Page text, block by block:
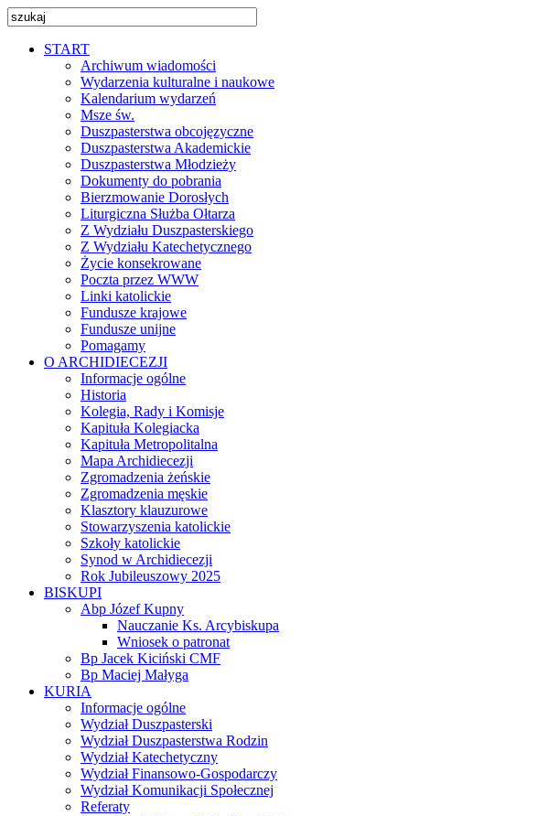
START
Archiwum wiadomości
Wydarzenia kulturalne i naukowe
Kalendarium wydarzeń
Msze św.
Duszpasterstwa obcojęzyczne
Duszpasterstwa Akademickie
Duszpasterstwa Młodzieży
Dokumenty do pobrania
Bierzmowanie Dorosłych
Liturgiczna Służba Ołtarza
Z Wydziału Duszpasterskiego
Z Wydziału Katechetycznego
Życie konsekrowane
Poczta przez WWW
Linki katolickie
Fundusze krajowe
Fundusze unijne
Pomagamy
O ARCHIDIECEZJI
Informacje ogólne
Historia
Kolegia, Rady i Komisje
Kapituła Kolegiacka
Kapituła Metropolitalna
Mapa Archidiecezji
Zgromadzenia żeńskie
Zgromadzenia męskie
Klasztory klauzurowe
Stowarzyszenia katolickie
Szkoły katolickie
Synod w Archidiecezji
Rok Jubileuszowy 2025
BISKUPI
Abp Józef Kupny
Nauczanie Ks. Arcybiskupa
Wniosek o patronat
Bp Jacek Kiciński CMF
Bp Maciej Małyga
KURIA
Informacje ogólne
Wydział Duszpasterski
Wydział Duszpasterstwa Rodzin
Wydział Katechetyczny
Wydział Finansowo-Gospodarczy
Wydział Komunikacji Społecznej
Referaty